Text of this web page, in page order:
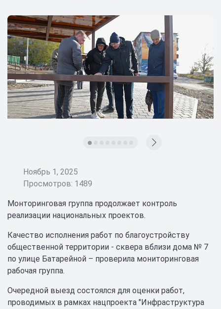
Ноябрь 1, 2025
Просмотров: 1489
Монторинговая группа продолжает контроль
реализации национальных проектов.
Качество исполнения работ по благоустройству
общественной территории - сквера вблизи дома № 7
по улице Батарейной – проверила мониторинговая
рабочая группа.
Очередной выезд состоялся для оценки работ,
проводимых в рамках нацпроекта "Инфраструктура